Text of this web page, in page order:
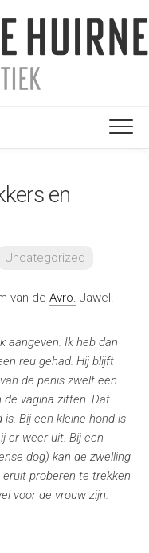
en
Uncategorized
van de Avro. Jawel.
aangeven. Ik heb dan
reu gehad. Hij blijft
de penis zwelt een
vagina zitten. Dat
Bij een kleine hond is
er weer uit. Bij een
dog) kan de zwelling
proberen te trekken
voor de vrouw zijn.